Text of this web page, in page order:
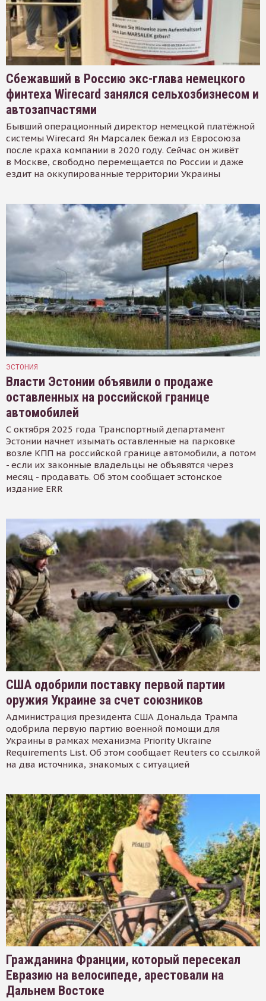
Сбежавший в Россию экс-глава немецкого
финтеха Wirecard занялся сельхозбизнесом и
автозапчастями
Бывший операционный директор немецкой платёжной
системы Wirecard Ян Марсалек бежал из Евросоюза
после краха компании в 2020 году. Сейчас он живёт
в Москве, свободно перемещается по России и даже
ездит на оккупированные территории Украины
ЭСТОНИЯ
Власти Эстонии объявили о продаже
оставленных на российской границе
автомобилей
С октября 2025 года Транспортный департамент
Эстонии начнет изымать оставленные на парковке
возле КПП на российской границе автомобили, а потом
- если их законные владельцы не объявятся через
месяц - продавать. Об этом сообщает эстонское
издание ERR
США одобрили поставку первой партии
оружия Украине за счет союзников
Администрация президента США Дональда Трампа
одобрила первую партию военной помощи для
Украины в рамках механизма Priority Ukraine
Requirements List. Об этом сообщает Reuters со ссылкой
на два источника, знакомых с ситуацией
Гражданина Франции, который пересекал
Евразию на велосипеде, арестовали на
Дальнем Востоке